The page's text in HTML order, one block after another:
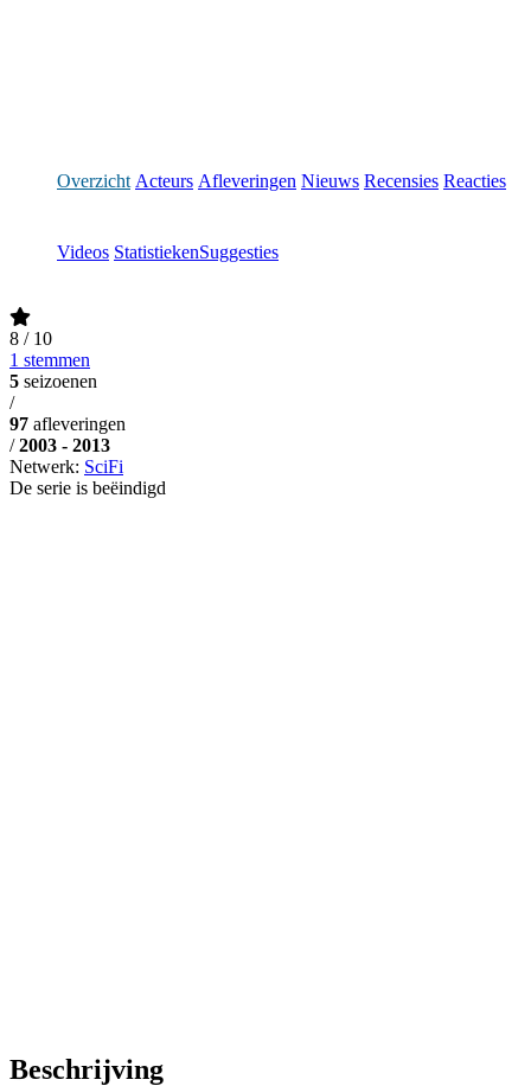
Overzicht Acteurs Afleveringen Nieuws Recensies Reacties
Videos StatistiekenSuggesties
8 / 10
1 stemmen
5 seizoenen
/
97 afleveringen
/ 2003 - 2013
Netwerk: SciFi
De serie is beëindigd
Beschrijving